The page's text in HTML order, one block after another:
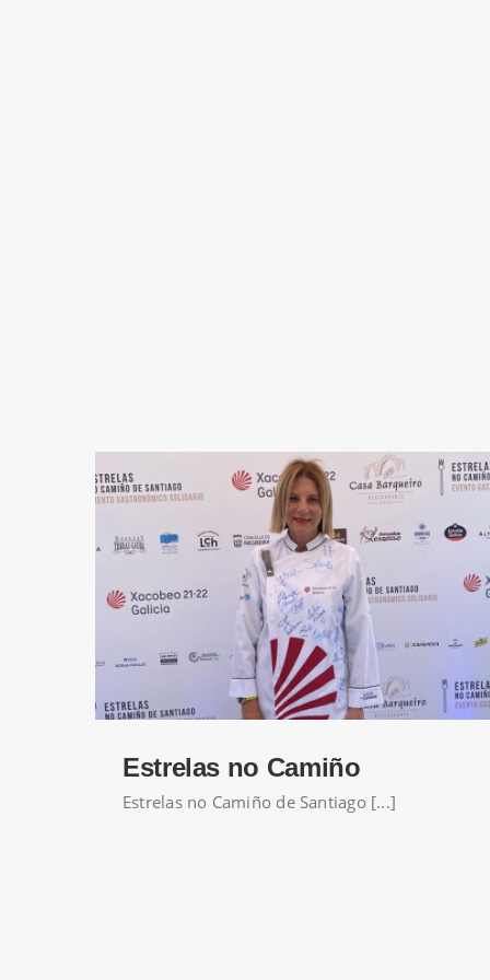
Estrelas no Camiño
Estrelas no Camiño de Santiago [...]